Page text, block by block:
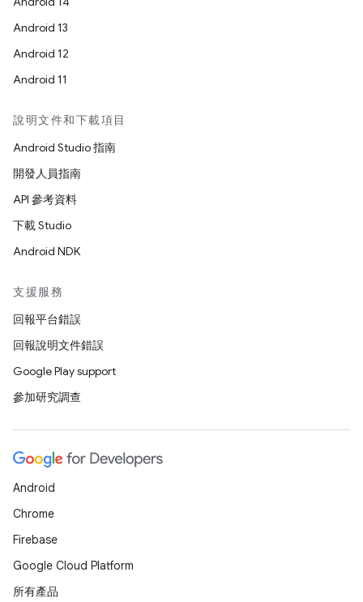
Android 13
Android 12
Android 11
說明文件和下載項目
Android Studio 指南
開發人員指南
API 參考資料
下載 Studio
Android NDK
支援服務
回報平台錯誤
回報說明文件錯誤
Google Play support
參加研究調查
Android
Chrome
Firebase
Google Cloud Platform
所有產品